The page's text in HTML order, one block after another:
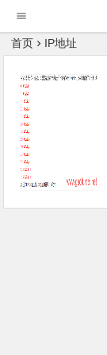
首页 IP地址